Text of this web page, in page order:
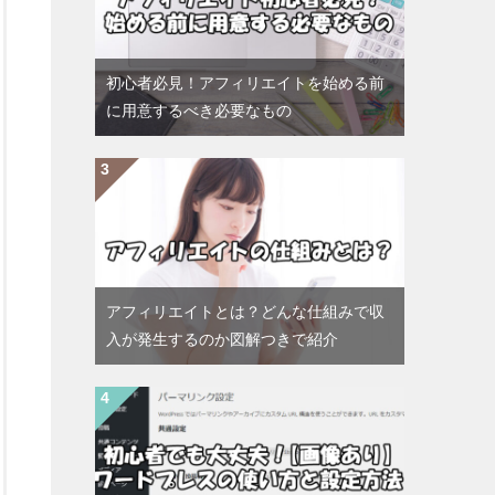
初心者必見！アフィリエイトを始める前
に用意するべき必要なもの
アフィリエイトとは？どんな仕組みで収
入が発生するのか図解つきで紹介